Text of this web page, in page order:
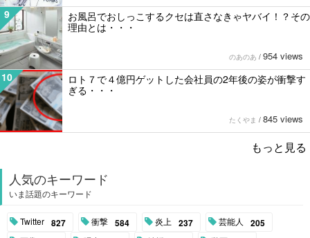
9
お風呂でおしっこするクセは直さなきゃヤバイ！？その
理由とは・・・
のあのあ / 954 views
10
ロト７で４億円ゲットした会社員の2年後の姿が衝撃す
ぎる・・・
たくやま / 845 views
もっと見る
人気のキーワード
いま話題のキーワード
Twitter 827 衝撃 584 炎上 237 芸能人 205